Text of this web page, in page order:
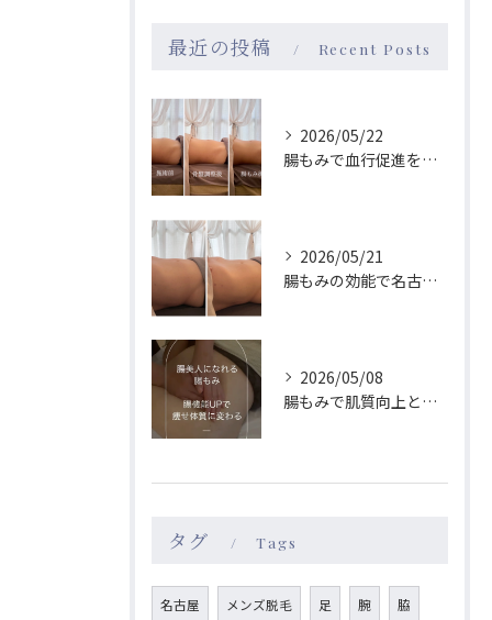
最近の投稿 Recent Posts
2026/05/22
腸もみで血行促進を叶え名古屋駅近で巡りもメンタルも整える実感ガイド
2026/05/21
腸もみの効能で名古屋駅周辺の女性が体質改善を実感する理由と続けやすさ徹底ガイド
2026/05/08
腸もみで肌質向上と体質改善を名古屋駅エリアで目指す方法
タグ Tags
名古屋 メンズ脱毛 足 腕 脇